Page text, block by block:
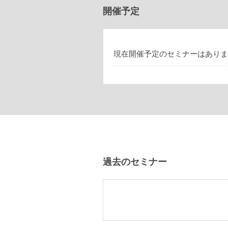
開催予定
現在開催予定のセミナーはあり
過去のセミナー